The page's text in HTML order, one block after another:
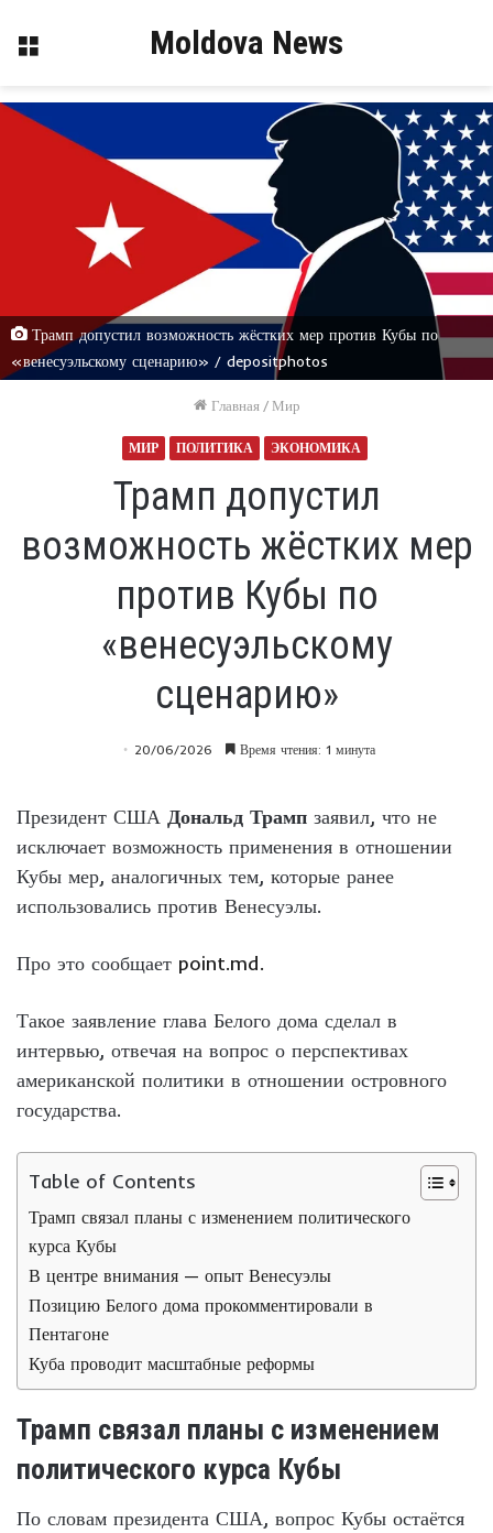
Меню Moldova News
Трамп допустил возможность жёстких мер против Кубы по
«венесуэльскому сценарию» / depositphotos
Главная / Мир
МИР ПОЛИТИКА ЭКОНОМИКА
Трамп допустил
возможность жёстких мер
против Кубы по
«венесуэльскому
сценарию»
20/06/2026 Время чтения: 1 минута
Президент США Дональд Трамп заявил, что не
исключает возможность применения в отношении
Кубы мер, аналогичных тем, которые ранее
использовались против Венесуэлы.
Про это сообщает point.md.
Такое заявление глава Белого дома сделал в
интервью, отвечая на вопрос о перспективах
американской политики в отношении островного
государства.
Table of Contents
Трамп связал планы с изменением политического
курса Кубы
В центре внимания — опыт Венесуэлы
Позицию Белого дома прокомментировали в
Пентагоне
Куба проводит масштабные реформы
Трамп связал планы с изменением
политического курса Кубы
По словам президента США, вопрос Кубы остаётся